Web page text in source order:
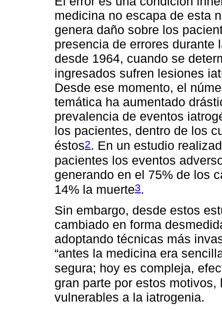
medicina no escapa de esta
genera daño sobre los
presencia de errores
desde 1964, cuando se
ingresados sufren lesiones
Desde ese momento, el
temática ha aumentado
prevalencia de eventos
los pacientes, dentro de los
éstos2. En un estudio
pacientes los eventos
generando en el 75% de los
14% la muerte3.
Sin embargo, desde estos
cambiado en forma
adoptando técnicas más
“antes la medicina era
segura; hoy es compleja,
gran parte por estos
vulnerables a la iatrogenia.